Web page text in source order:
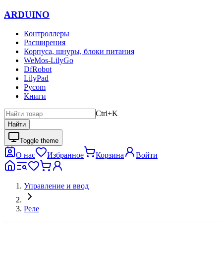
ARDUINO
Контроллеры
Расширения
Корпуса, шнуры, блоки питания
WeMos-LilyGo
DfRobot
LilyPad
Pycom
Книги
Ctrl+K
Найти
Toggle theme
О нас Избранное Корзина Войти
Управление и ввод
Реле